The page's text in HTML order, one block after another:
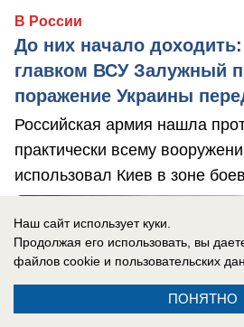
В России
До них начало доходить:
главком ВСУ Залужный
поражение Украины
Российская армия нашла
практически всему
использовал Киев в зоне
Наш сайт использует куки.
Продолжая его использовать, вы
файлов cookie и пользовательских
ПОНЯТНО